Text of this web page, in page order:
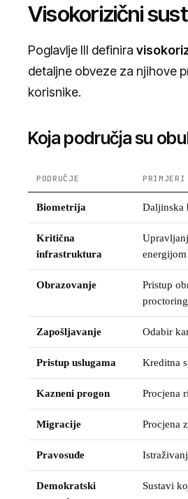
Visokorizični
Poglavlje III definira
detaljne obveze za njihove
korisnike.
Koja područja su
PODRUČJE PRIMJERI
Biometrija Daljinska
Kritična
infrastruktura
energijom
Obrazovanje
Pristup
proctoring
Zapošljavanje Odabir
Pristup uslugama Kreditna
Kazneni progon Procjena
Migracije Procjena
Pravosuđe
Demokratski
Sustavi